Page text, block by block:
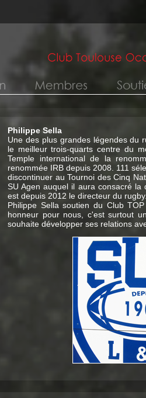
Philippe Sella
Une des plus grandes légendes du
le meilleur trois-quarts centre du
Temple international de la
renommée IRB depuis 2008. 111
discontinuer au Tournoi des Cinq
SU Agen auquel il aura consacré
est depuis 2012 le directeur du
Philippe Sella soutien du Club
honneur pour nous, c'est surtout
souhaite développer ses relations